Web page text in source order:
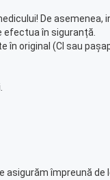
De asemenea,
în siguranță.
în original (CI sau
asigurăm împreună de